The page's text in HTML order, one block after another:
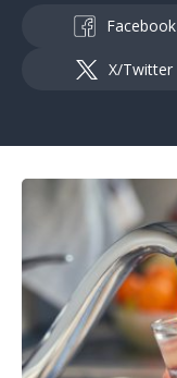
Facebook
X/Twitter